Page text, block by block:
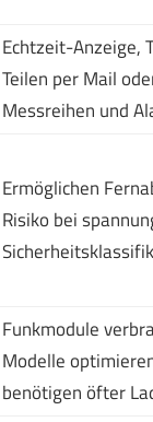
Echtzeit-Anzeige,
Teilen per Mail
Messreihen und
Ermöglichen
Risiko bei
Funkmodule
Modelle
benötigen öfter